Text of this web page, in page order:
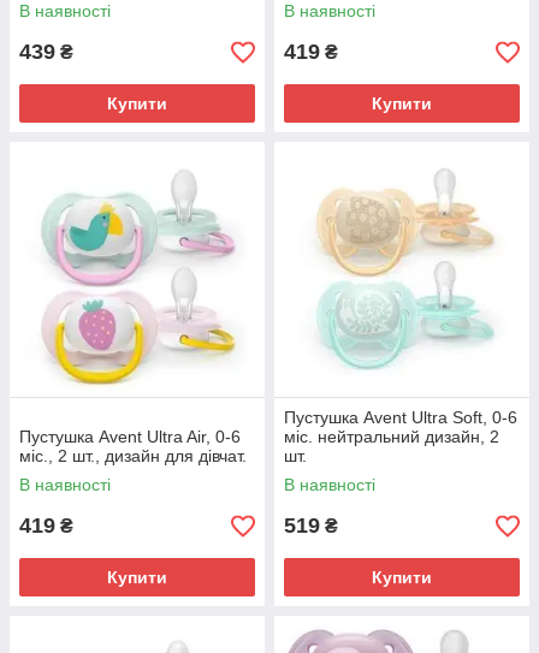
В наявності
439 ₴
Купити
В наявності
419 ₴
Купити
Пустушка Avent Ultra Air, 0-6
міс., 2 шт., дизайн для дівчат.
В наявності
419 ₴
Купити
Пустушка Avent Ultra Soft, 0-6
міс. нейтральний дизайн, 2
шт.
В наявності
519 ₴
Купити